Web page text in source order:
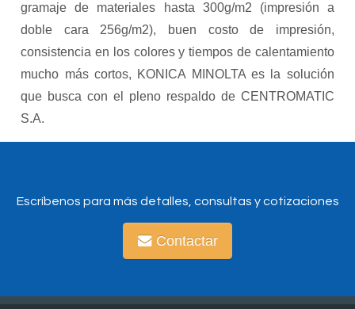
gramaje de materiales hasta 300g/m2 (impresión a
doble cara 256g/m2), buen costo de impresión,
consistencia en los colores y tiempos de calentamiento
mucho más cortos, KONICA MINOLTA es la solución
que busca con el pleno respaldo de CENTROMATIC
S.A.
Escríbenos para más detalles, consultas y cotizaciones
Contactar